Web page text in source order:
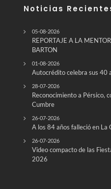
Noticias
05-08-2026
REPORTAJE A LA
BARTON
01-08-2026
Autocrédito celebra sus 40
28-07-2026
Reconocimiento a Pérsico,
Cumbre
26-07-2026
A los 84 años falleció en La
26-07-2026
Video compacto de las
2026